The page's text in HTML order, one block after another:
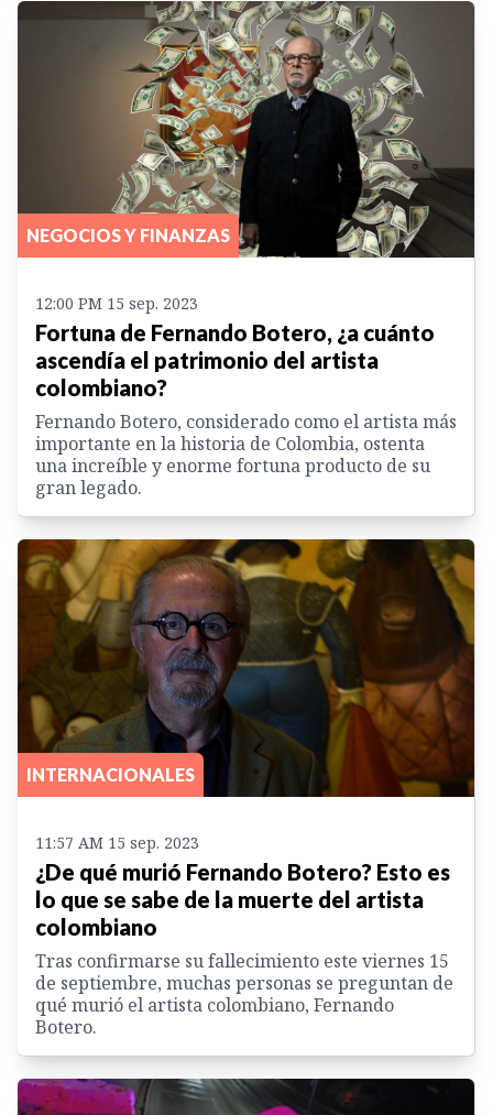
NEGOCIOS Y FINANZAS
12:00 PM 15 sep. 2023
Fortuna de Fernando Botero, ¿a cuánto
ascendía el patrimonio del artista
colombiano?
Fernando Botero, considerado como el artista más
importante en la historia de Colombia, ostenta
una increíble y enorme fortuna producto de su
gran legado.
INTERNACIONALES
11:57 AM 15 sep. 2023
¿De qué murió Fernando Botero? Esto es
lo que se sabe de la muerte del artista
colombiano
Tras confirmarse su fallecimiento este viernes 15
de septiembre, muchas personas se preguntan de
qué murió el artista colombiano, Fernando
Botero.